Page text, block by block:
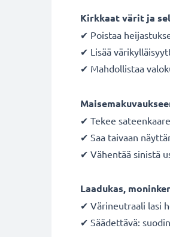
Kirkkaat värit ja
✔ Poistaa
✔ Lisää
✔ Mahdollistaa
✔ Tekee
✔ Saa taivaan
✔ Vähentää sinistä
Laadukas,
✔ Värineutraali lasi
✔ Säädettävä: